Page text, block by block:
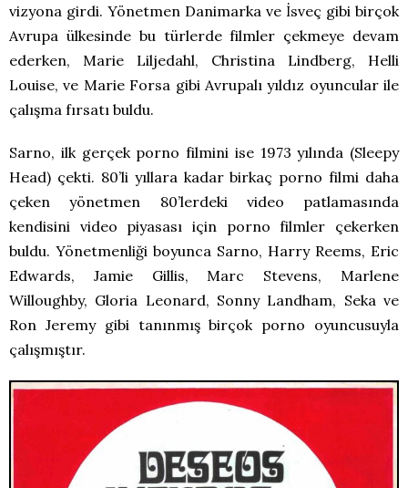
vizyona girdi. Yönetmen Danimarka ve İsveç gibi birçok
Avrupa ülkesinde bu türlerde filmler çekmeye devam
ederken, Marie Liljedahl, Christina Lindberg, Helli
Louise, ve Marie Forsa gibi Avrupalı yıldız oyuncular ile
çalışma fırsatı buldu.
Sarno, ilk gerçek porno filmini ise 1973 yılında (Sleepy
Head) çekti. 80’li yıllara kadar birkaç porno filmi daha
çeken yönetmen 80’lerdeki video patlamasında
kendisini video piyasası için porno filmler çekerken
buldu. Yönetmenliği boyunca Sarno, Harry Reems, Eric
Edwards, Jamie Gillis, Marc Stevens, Marlene
Willoughby, Gloria Leonard, Sonny Landham, Seka ve
Ron Jeremy gibi tanınmış birçok porno oyuncusuyla
çalışmıştır.